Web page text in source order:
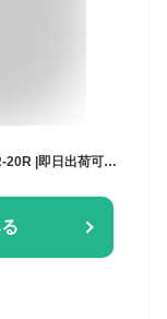
【送料無料】サマースイーツセレクション SSR-20R |即日出荷可能 ゼリーギフト 2000円 おしゃれ お見舞い返し スイーツ デザート 水菓子 お菓子 菓子折り 法事 お供え物 差し入れ 詰め合わせ 香典返し 結婚 出産 内祝い お返し お礼 挨拶 初盆 夏 手土産 法事のお返し